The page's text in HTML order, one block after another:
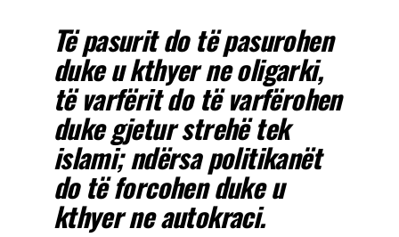
Të pasurit do të pasurohen
duke u kthyer ne oligarki,
të varfërit do të varfërohen
duke gjetur strehë tek
islami; ndërsa politikanët
do të forcohen duke u
kthyer ne autokraci.